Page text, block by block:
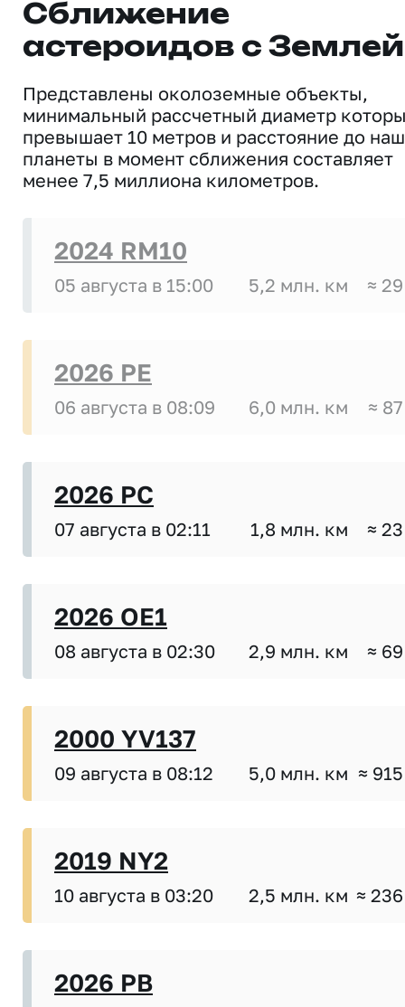
Сближение
астероидов с Землей
Представлены околоземные объекты,
минимальный рассчетный диаметр
превышает 10 метров и расстояние до
планеты в момент сближения составляет
менее 7,5 миллиона километров.
2024 RM10
05 августа в 15:00 5,2 млн. км ≈
2026 PE
06 августа в 08:09 6,0 млн. км ≈
2026 PC
07 августа в 02:11 1,8 млн. км ≈
2026 OE1
08 августа в 02:30 2,9 млн. км ≈
2000 YV137
09 августа в 08:12 5,0 млн. км ≈
2019 NY2
10 августа в 03:20 2,5 млн. км ≈
2026 PB